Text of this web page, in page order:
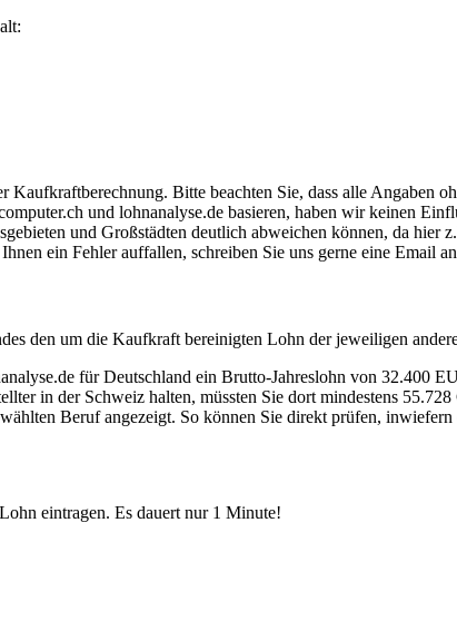
Bitte beachten Sie, dass alle Angaben
und lohnanalyse.de basieren, haben wir keinen
und Großstädten deutlich abweichen können, da hier
ein Fehler auffallen, schreiben Sie uns gerne eine Email an
den um die Kaufkraft bereinigten Lohn der jeweiligen
für Deutschland ein Brutto-Jahreslohn von 32.400
in der Schweiz halten, müssten Sie dort mindestens
Beruf angezeigt. So können Sie direkt prüfen,
eintragen. Es dauert nur 1 Minute!